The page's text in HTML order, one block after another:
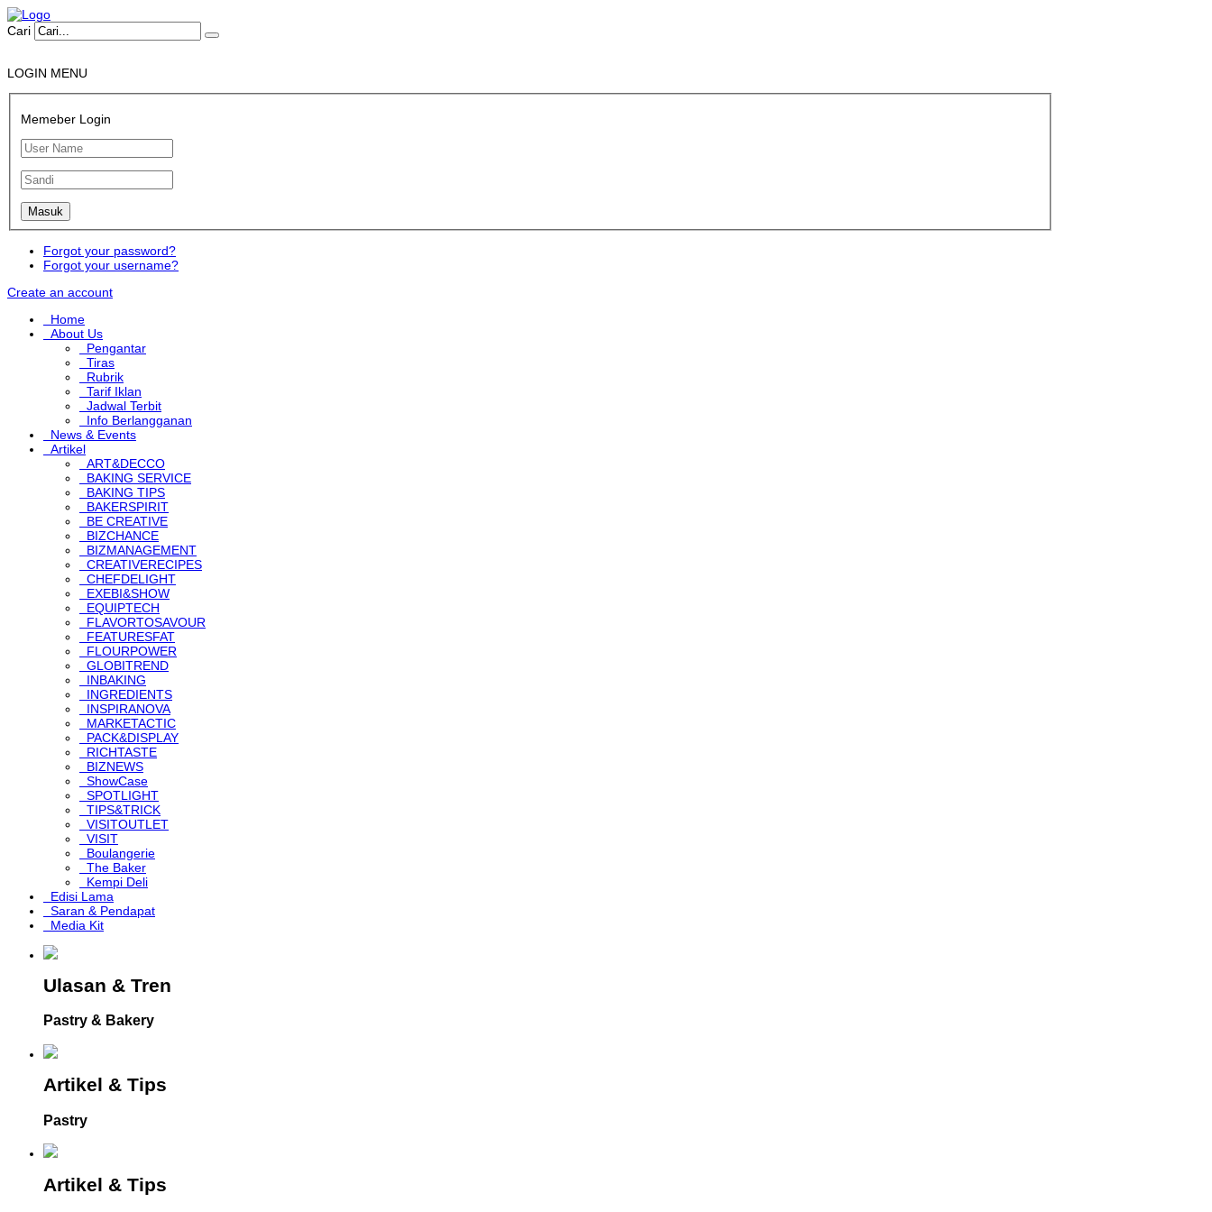
Cari
LOGIN MENU
Memeber Login
Forgot your password?
Forgot your username?
Create an account
Home
About Us
Pengantar
Tiras
Rubrik
Tarif Iklan
Jadwal Terbit
Info Berlangganan
News & Events
Artikel
ART&DECCO
BAKING SERVICE
BAKING TIPS
BAKERSPIRIT
BE CREATIVE
BIZCHANCE
BIZMANAGEMENT
CREATIVERECIPES
CHEFDELIGHT
EXEBI&SHOW
EQUIPTECH
FLAVORTOSAVOUR
FEATURESFAT
FLOURPOWER
GLOBITREND
INBAKING
INGREDIENTS
INSPIRANOVA
MARKETACTIC
PACK&DISPLAY
RICHTASTE
BIZNEWS
ShowCase
SPOTLIGHT
TIPS&TRICK
VISITOUTLET
VISIT
Boulangerie
The Baker
Kempi Deli
Edisi Lama
Saran & Pendapat
Media Kit
Ulasan & Tren
Pastry & Bakery
Artikel & Tips
Pastry
Artikel & Tips